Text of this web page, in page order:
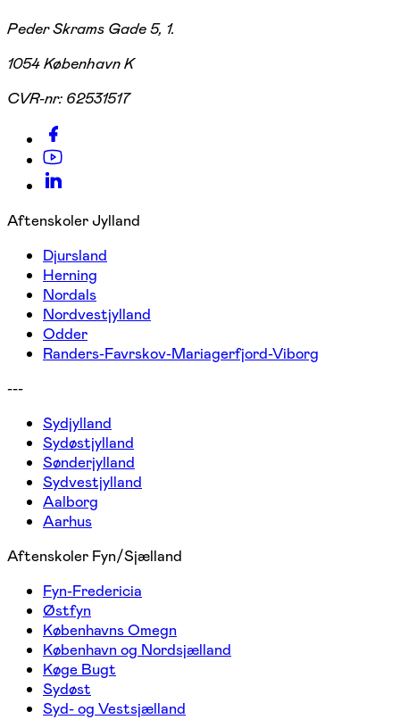
Peder Skrams Gade 5, 1.
1054 København K
CVR-nr: 62531517
Aftenskoler Jylland
Djursland
Herning
Nordals
Nordvestjylland
Odder
Randers-Favrskov-Mariagerfjord-Viborg
---
Sydjylland
Sydøstjylland
Sønderjylland
Sydvestjylland
Aalborg
Aarhus
Aftenskoler Fyn/Sjælland
Fyn-Fredericia
Østfyn
Københavns Omegn
København og Nordsjælland
Køge Bugt
Sydøst
Syd- og Vestsjælland